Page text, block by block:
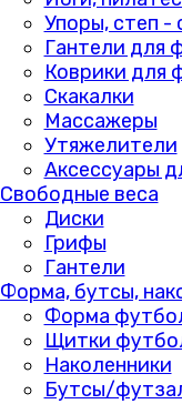
Упоры, степ -
Гантели для
Коврики для
Скакалки
Массажеры
Утяжелители
Аксессуары
Свободные веса
Диски
Грифы
Гантели
Форма, бутсы,
Форма
Щитки
Наколенники
Бутсы/